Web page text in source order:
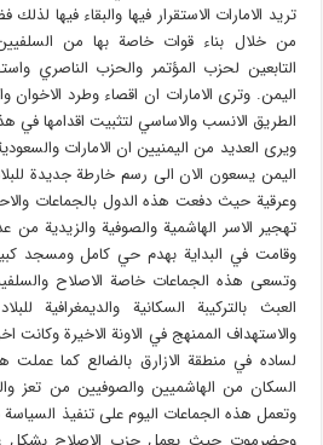
تريد الامارات الاستقرار فيها والبقاء فيها
من خلال بناء قوات خاصة بها من
التابعين لحزب المؤتمر والحزب الناصري
اليمن. وترى الامارات ان اقصاء وطرد
الطريق الانسب والاساسي لتثبيت اقدامها في
ويرى العديد من اليمنيين ان الامارات
اليمن يسعون الان الى رسم خارطة جديدة
وعرقية حيث دفعت هذه الدول بالجماعات
تهجير الاسر الهاشمية والصوفية والزيدية
وقامت في البداية بهدم حي كامل ومسجد
وتسعى هذه الجماعات خاصة الاصلاح
العبث بالتركيبة السكانية والديمغرافية
والاستهداف الممنهج في الاونة الاخيرة
لساده في منطقة الازارق بالضالع كما عملت
السكان من الهاشميين والصوفيين من تعز
وتعمل هذه الجماعات اليوم على تنفيذ